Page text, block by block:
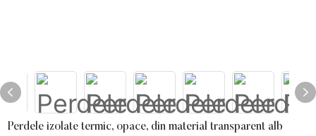
Perdele izolate termic, opace, din material transparent alb